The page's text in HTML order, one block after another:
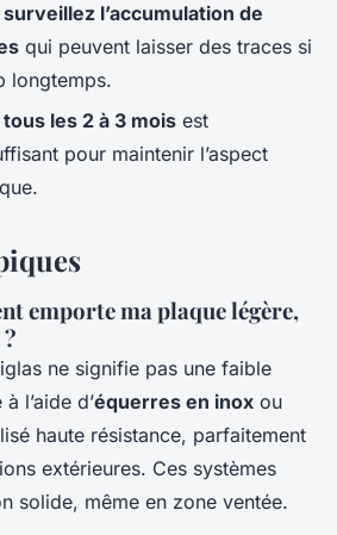
l’accumulation de
qui peuvent laisser des traces si
longtemps.
les 2 à 3 mois est
pour maintenir l’aspect
emporte ma plaque légère,
ne signifie pas une faible
l’aide d’équerres en inox ou
haute résistance, parfaitement
extérieures. Ces systèmes
solide, même en zone ventée.